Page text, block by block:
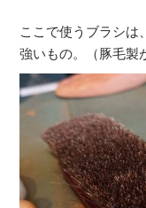
ここで使うブラシは
強いもの。（豚毛製